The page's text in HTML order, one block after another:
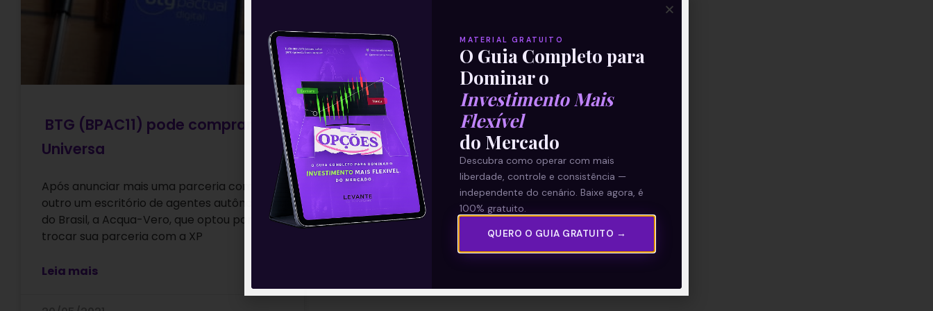
BTG (BPAC11) pode comprar
Universa
Após anunciar mais uma parceria com
outro um escritório de agentes autônomos
do Brasil, a Acqua-Vero, que optou por
trocar sua parceria com a XP
Leia mais
MATERIAL GRATUITO
O Guia Completo para
Dominar o
Investimento Mais
Flexível
do Mercado
Descubra como operar com mais
liberdade, controle e consistência —
independente do cenário. Baixe agora, é
100% gratuito.
QUERO O GUIA GRATUITO →